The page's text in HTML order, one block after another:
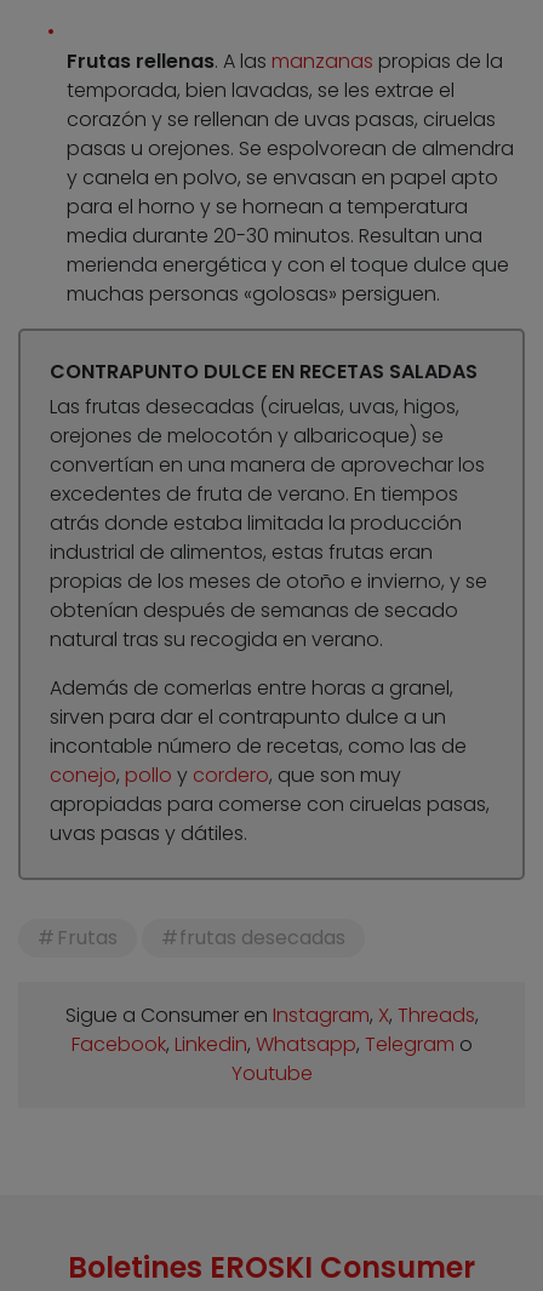
Frutas rellenas. A las manzanas propias de la
temporada, bien lavadas, se les extrae el
corazón y se rellenan de uvas pasas, ciruelas
pasas u orejones. Se espolvorean de almendra
y canela en polvo, se envasan en papel apto
para el horno y se hornean a temperatura
media durante 20-30 minutos. Resultan una
merienda energética y con el toque dulce que
muchas personas «golosas» persiguen.
CONTRAPUNTO DULCE EN RECETAS SALADAS
Las frutas desecadas (ciruelas, uvas, higos,
orejones de melocotón y albaricoque) se
convertían en una manera de aprovechar los
excedentes de fruta de verano. En tiempos
atrás donde estaba limitada la producción
industrial de alimentos, estas frutas eran
propias de los meses de otoño e invierno, y se
obtenían después de semanas de secado
natural tras su recogida en verano.
Además de comerlas entre horas a granel,
sirven para dar el contrapunto dulce a un
incontable número de recetas, como las de
conejo, pollo y cordero, que son muy
apropiadas para comerse con ciruelas pasas,
uvas pasas y dátiles.
Frutas frutas desecadas
Sigue a Consumer en Instagram, X, Threads,
Facebook, Linkedin, Whatsapp, Telegram o
Youtube
Boletines EROSKI Consumer